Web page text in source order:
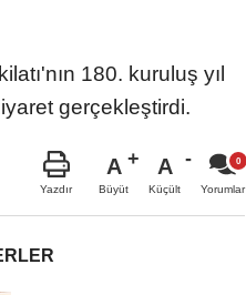
180. kuruluş yıl
gerçekleştirdi.
Yazdır
A
Büyüt
A
Küçült Yorumlar